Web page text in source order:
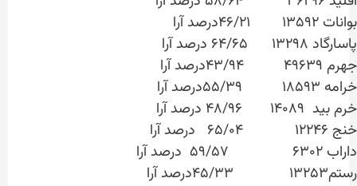
بوانات ۱۳۵۹۲ ۴۶/۲۱درصد آرا
پاسارگاد ۱۳۲۹۸ ۶۴/۶۵ درصد آرا
جهرم ۴۹۶۳۹ ۴۳/۹۴درصد آرا
خرامه ۱۸۵۹۳ ۵۵/۳۹درصد آرا
خرم بید ۱۴۰۸۹ ۴۸/۹۶ درصد آرا
خنج ۱۲۲۴۶ ۶۵/۰۴ درصد آرا
داراب ۶۳۰۲ ۵۹/۵۷ درصد آرا
رستم۱۳۲۵۳ ۴۵/۳۳درصد آرا